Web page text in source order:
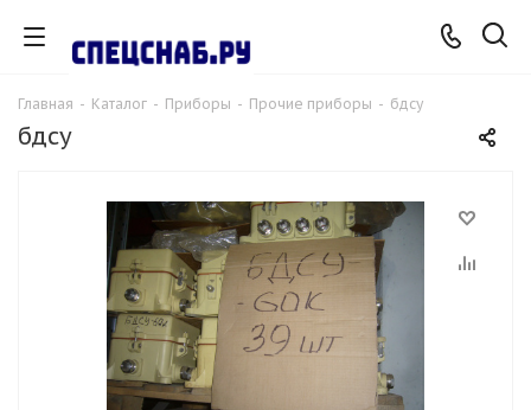
Главная - Каталог - Приборы - Прочие приборы - бдсу
бдсу